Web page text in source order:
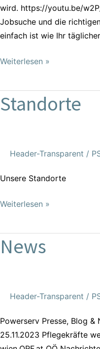
wird. https://youtu.be/
Jobsuche und die
einfach ist wie Ihr
Weiterlesen »
Standorte
Header-Transparent /
Unsere Standorte
Standorte
Weiterlesen »
News
Header-Transparent /
Powerserv Presse, Blog &
25.11.2023 Pflegekräfte
News